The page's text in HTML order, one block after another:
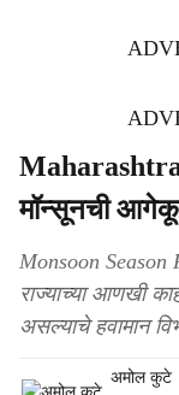
Maharashtra
मॉन्सूनची
Monsoon Season
राज्याच्या आणखी
असल्याचे हवामान
अमोल कुटे